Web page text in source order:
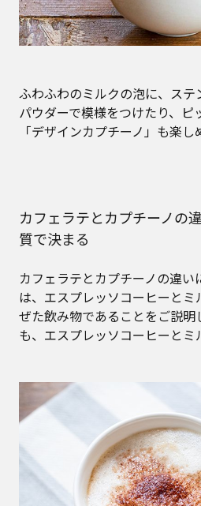
ふわふわのミルクの泡に、ス
パウダーで模様をつけたり、ピ
「デザインカプチーノ」も楽し
カフェラテとカプチーノの
質で決まる
カフェラテとカプチーノの違
は、エスプレッソコーヒーと
ぜた飲み物であることをご説明
も、エスプレッソコーヒーとミ